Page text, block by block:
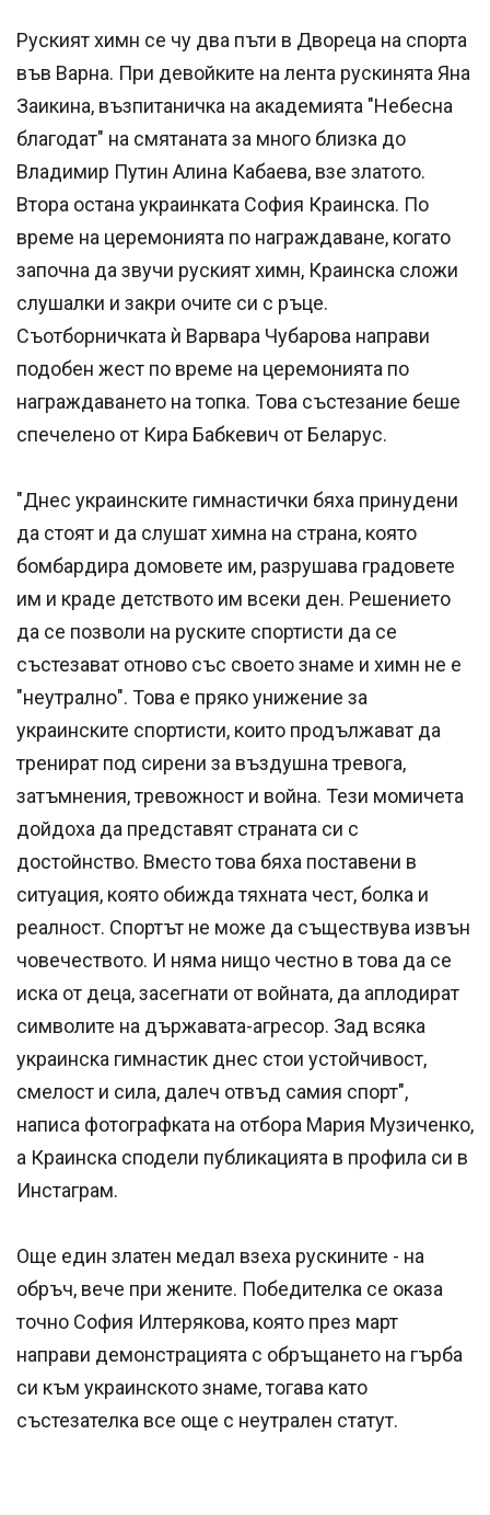
Руският химн се чу два пъти в Двореца на спорта
във Варна. При девойките на лента рускинята Яна
Заикина, възпитаничка на академията "Небесна
благодат" на смятаната за много близка до
Владимир Путин Алина Кабаева, взе златото.
Втора остана украинката София Краинска. По
време на церемонията по награждаване, когато
започна да звучи руският химн, Краинска сложи
слушалки и закри очите си с ръце.
Съотборничката ѝ Варвара Чубарова направи
подобен жест по време на церемонията по
награждаването на топка. Това състезание беше
спечелено от Кира Бабкевич от Беларус.
"Днес украинските гимнастички бяха принудени
да стоят и да слушат химна на страна, която
бомбардира домовете им, разрушава градовете
им и краде детството им всеки ден. Решението
да се позволи на руските спортисти да се
състезават отново със своето знаме и химн не е
"неутрално". Това е пряко унижение за
украинските спортисти, които продължават да
тренират под сирени за въздушна тревога,
затъмнения, тревожност и война. Тези момичета
дойдоха да представят страната си с
достойнство. Вместо това бяха поставени в
ситуация, която обижда тяхната чест, болка и
реалност. Спортът не може да съществува извън
човечеството. И няма нищо честно в това да се
иска от деца, засегнати от войната, да аплодират
символите на държавата-агресор. Зад всяка
украинска гимнастик днес стои устойчивост,
смелост и сила, далеч отвъд самия спорт",
написа фотографката на отбора Мария Музиченко,
а Краинска сподели публикацията в профила си в
Инстаграм.
Още един златен медал взеха рускините - на
обръч, вече при жените. Победителка се оказа
точно София Илтерякова, която през март
направи демонстрацията с обръщането на гърба
си към украинското знаме, тогава като
състезателка все още с неутрален статут.